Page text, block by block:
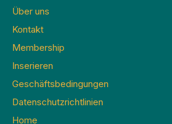
Über uns
Kontakt
Membership
Inserieren
Geschäftsbedingungen
Datenschutzrichtlinien
Home